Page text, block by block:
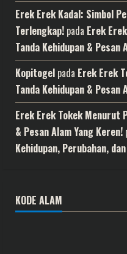
Erek Erek Kadal: Simbol
Terlengkap! pada Erek
Tanda Kehidupan & Pesan
Kopitogel pada Erek Erek
Tanda Kehidupan & Pesan
Erek Erek Tokek Menurut
& Pesan Alam Yang Keren!
Kehidupan, Perubahan,
KODE ALAM